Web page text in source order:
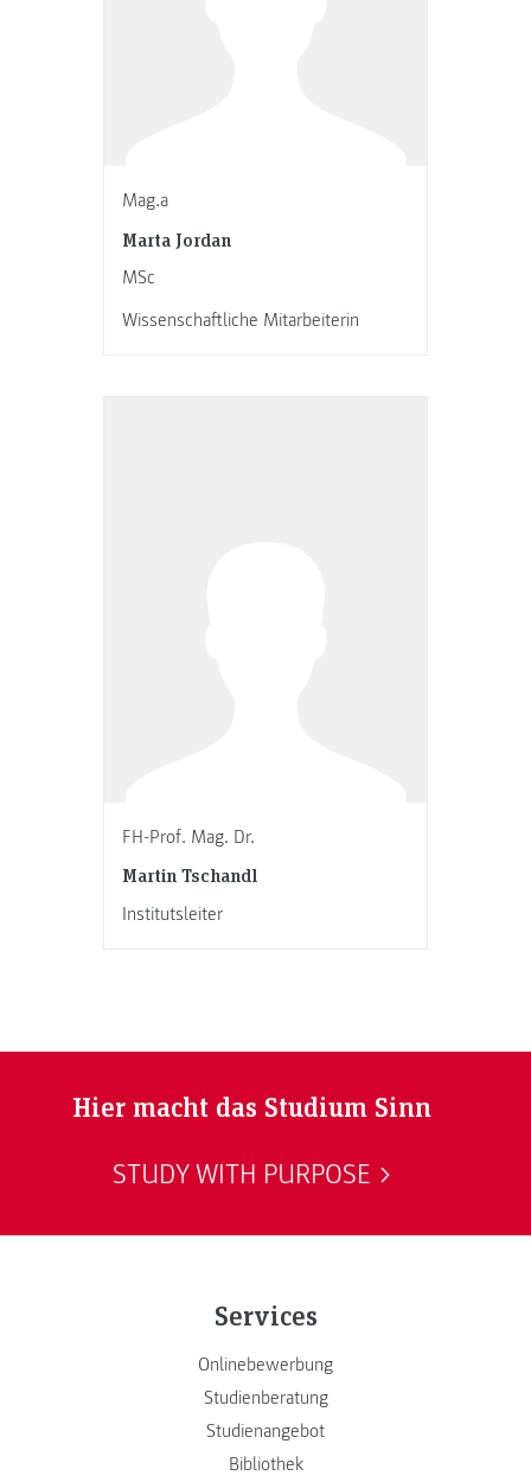
Mag.a
Marta Jordan
MSc
Wissenschaftliche Mitarbeiterin
FH-Prof. Mag. Dr.
Martin Tschandl
Institutsleiter
Hier macht das Studium Sinn
STUDY WITH PURPOSE
Services
Onlinebewerbung
Studienberatung
Studienangebot
Bibliothek